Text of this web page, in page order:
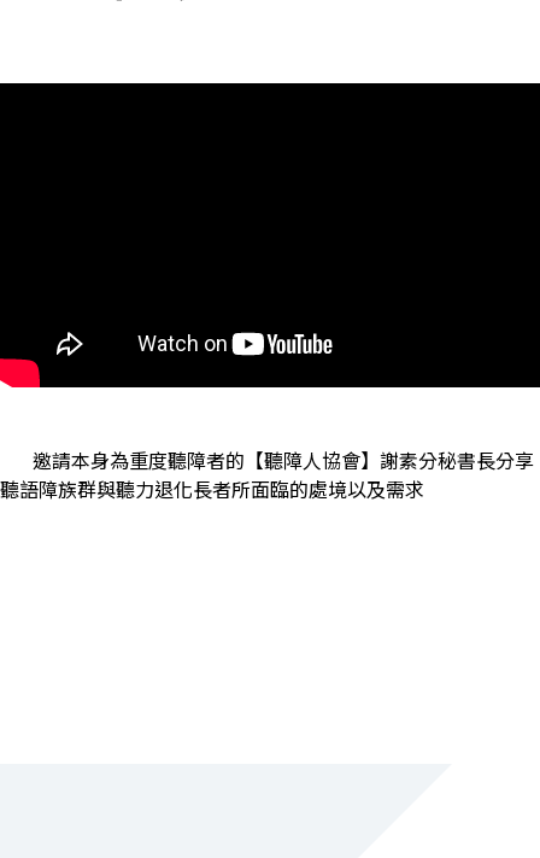
邀請本身為重度聽障者的 【聽障人協會】 謝素分秘書長分享
聽語障族群與聽力退化長者所面臨的處境以及需求